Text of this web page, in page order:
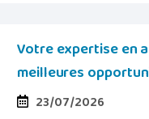
Votre expertise en
meilleures
23/07/2026